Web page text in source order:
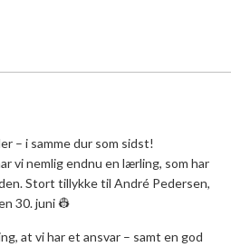
– i samme dur som sidst!
vi nemlig endnu en lærling, som har
Stort tillykke til André Pedersen,
30. juni 👷
at vi har et ansvar – samt en god